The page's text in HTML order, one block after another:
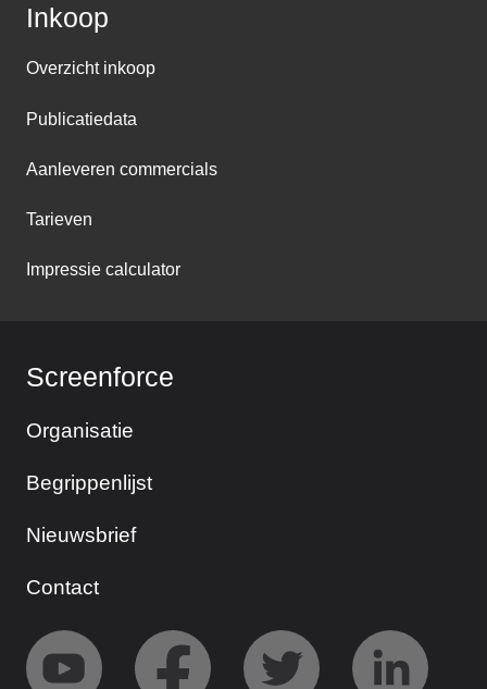
Inkoop
Overzicht inkoop
Publicatiedata
Aanleveren commercials
Tarieven
Impressie calculator
Screenforce
Organisatie
Begrippenlijst
Nieuwsbrief
Contact